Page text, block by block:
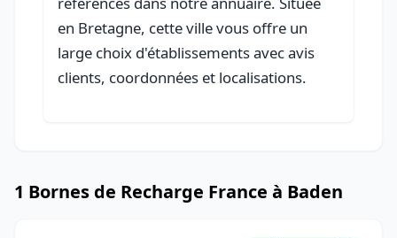
en Bretagne, cette ville vous offre un
large choix d'établissements avec avis
clients, coordonnées et localisations.
1 Bornes de Recharge France à Baden